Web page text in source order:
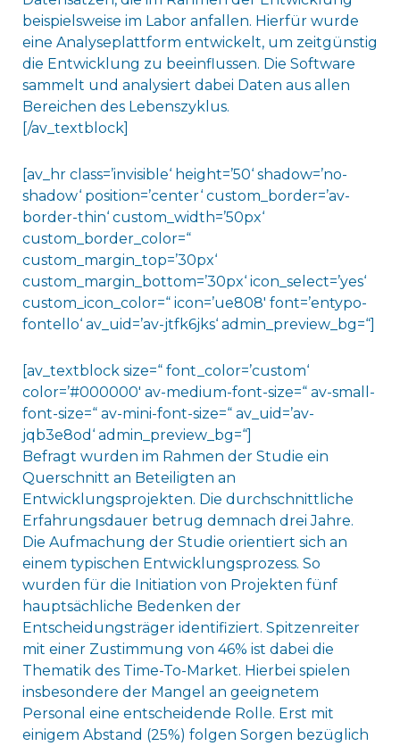
beispielsweise im Labor anfallen. Hierfür wurde
eine Analyseplattform entwickelt, um zeitgünstig
die Entwicklung zu beeinflussen. Die Software
sammelt und analysiert dabei Daten aus allen
Bereichen des Lebenszyklus.
[/av_textblock]
[av_hr class=’invisible‘ height=’50‘ shadow=’no-
shadow‘ position=’center‘ custom_border=’av-
border-thin‘ custom_width=’50px‘
custom_border_color=“
custom_margin_top=’30px‘
custom_margin_bottom=’30px‘ icon_select=’yes‘
custom_icon_color=“ icon=’ue808′ font=’entypo-
fontello‘ av_uid=’av-jtfk6jks‘ admin_preview_bg=“]
[av_textblock size=“ font_color=’custom‘
color=’#000000′ av-medium-font-size=“ av-small-
font-size=“ av-mini-font-size=“ av_uid=’av-
jqb3e8od‘ admin_preview_bg=“]
Befragt wurden im Rahmen der Studie ein
Querschnitt an Beteiligten an
Entwicklungsprojekten. Die durchschnittliche
Erfahrungsdauer betrug demnach drei Jahre.
Die Aufmachung der Studie orientiert sich an
einem typischen Entwicklungsprozess. So
wurden für die Initiation von Projekten fünf
hauptsächliche Bedenken der
Entscheidungsträger identifiziert. Spitzenreiter
mit einer Zustimmung von 46% ist dabei die
Thematik des Time-To-Market. Hierbei spielen
insbesondere der Mangel an geeignetem
Personal eine entscheidende Rolle. Erst mit
einigem Abstand (25%) folgen Sorgen bezüglich